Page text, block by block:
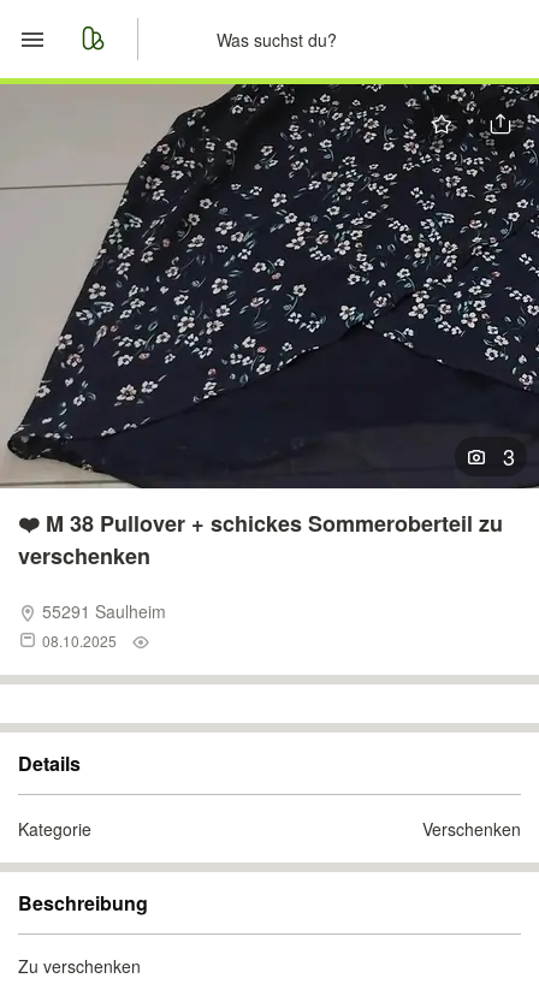
Merkliste
Nachrichten
Anzeige aufgeben
3
❤️ M 38 Pullover + schickes Sommeroberteil zu
verschenken
55291 Saulheim
08.10.2025
Details
Kategorie Verschenken
Beschreibung
Zu verschenken